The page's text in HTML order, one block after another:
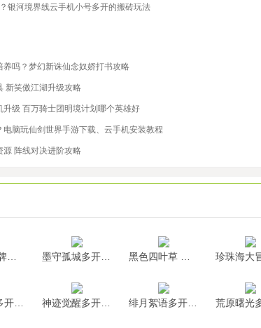
银河境界线云手机小号多开的搬砖玩法
吗？梦幻新诛仙念奴娇打书攻略
新笑傲江湖升级攻略
级 百万骑士团明境计划哪个英雄好
电脑玩仙剑世界手游下载、云手机安装教程
源 阵线对决进阶攻略